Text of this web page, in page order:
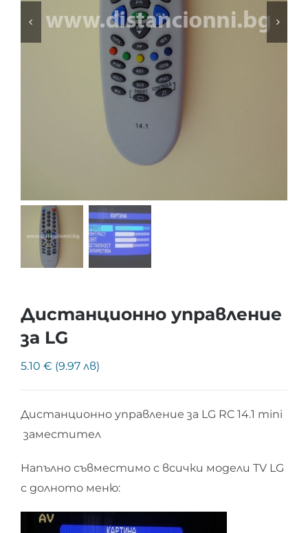
Дистанционно управление
за LG
5.10 € (9.97 лв)
Дистанционно управление за LG RC 14.1 mini
заместител
Напълно съвместимо с всички модели TV LG
с долното меню: